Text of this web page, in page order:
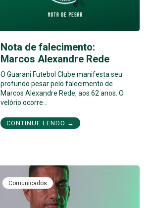
Nota de falecimento:
Marcos Alexandre Rede
O Guarani Futebol Clube manifesta seu
profundo pesar pelo falecimento de
Marcos Alexandre Rede, aos 62 anos. O
velório ocorre…
CONTINUE LENDO →
Comunicados